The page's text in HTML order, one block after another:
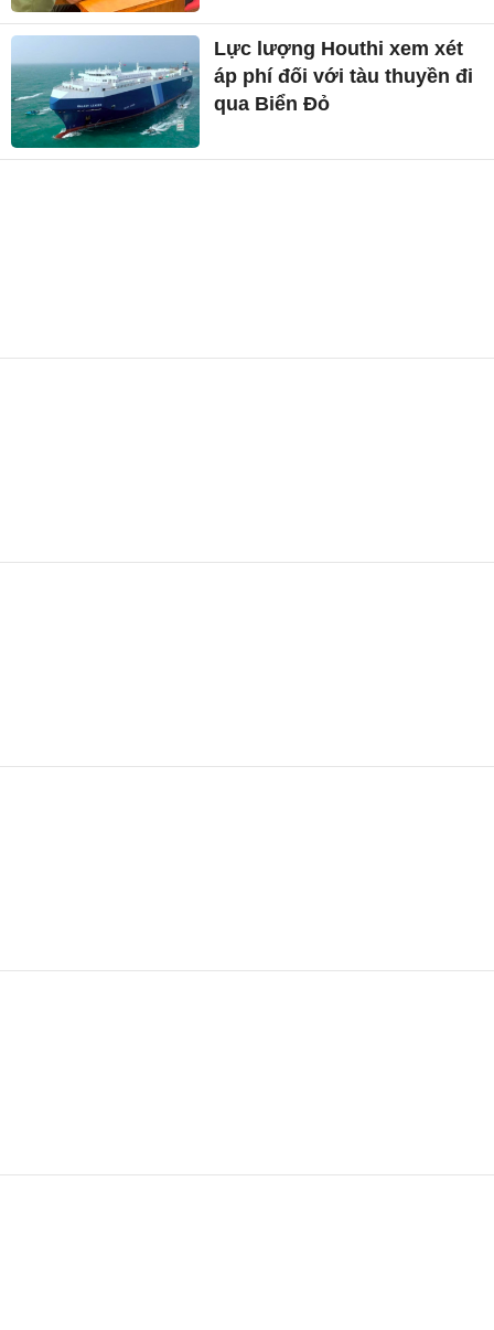
Lực lượng Houthi xem xét
áp phí đối với tàu thuyền đi
qua Biển Đỏ